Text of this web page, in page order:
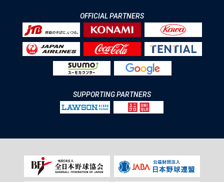
OFFICIAL PARTNERS
SUPPORTING PARTNERS